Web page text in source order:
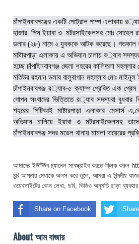
চাঁপাইনবাবগঞ্জের একটি পেট্রোল পাম্প এলাকায় র‌্যাব সদস্যরা অভিযান চালিয়ে ১
হাজার  পিস ইয়াবা ও  মটরসাইকেলসহ মোঃ সোহেল
ডলার (২৮) নামে ২ যুবককে আটক করেছে। গতকাল
মাষ্টারপাড়া এলাকায় এ অভিযান চালায় র‌্যাব সদস্যরা। ধৃত যুবক সোহেল রানা
হচ্ছে চাঁপাইনবাবগঞ্জ জেলা শহরের কালিতলা
মতিউর রহমান ডলার বালুবাগান মহল্লার মোঃ
চাঁপাইনবাবগঞ্জ র‌্যাব-৫ ক্যাম্প প্রেরিত এক প্রেস বিজ্ঞপ্তির মাধ্যমে জানানো হয়,
গোপন সংবাদের ভিত্তিতে র‌্যাব সদস্যরা বুধবার বিকেল সাড়ে ৫ টার দিকে জেলা
শহরের পিটিআই মাষ্টারপাড়া এলাকার মেসার্স
অভিযান চালিয়ে ইয়াবা ও মটরসাইকেলসহ
চাঁপাইনবাবগঞ্জ সদর মডেল থানায় মামলা দায়েরের
আমাদের ইউটিউব চ্যানেল সাবস্ক্রাইব করতে ক্লিক
চুরি আপনার মেধাকে অলস করে তুলে, আমরা এ নিন্দনীয়
ওয়েবসাইটের কোন লেখা, ছবি, ভিডিও অনুমতি ছাড়া
Share on Facebook
About আম বাজার